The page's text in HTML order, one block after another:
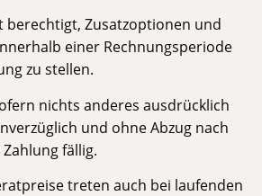
berechtigt, Zusatzoptionen und
einer Rechnungsperiode
zu stellen.
nichts anderes ausdrücklich
und ohne Abzug nach
fällig.
treten auch bei laufenden